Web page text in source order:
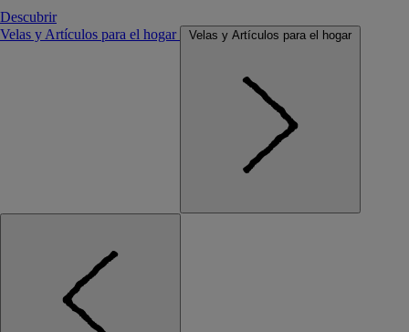
Descubrir
Velas y Artículos para el hogar
Velas y Artículos para el hogar